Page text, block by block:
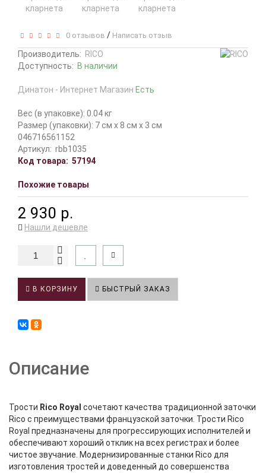
0 отзывов / Написать отзыв
Производитель: RICO
Доступность: В наличии
Динатон - Интернет Магазин Есть
Вес (в упаковке): 0.04 кг
Размер (упаковки): 7 см x 8 см x 3 см
046716561152
Артикул: rbb1035
Код товара: 57194
Похожие товары
2 930 р.
Нашли дешевле
В КОРЗИНУ БЫСТРЫЙ ЗАКАЗ
Описание
Трости Rico Royal сочетают качества традиционной заточки
Rico с преимуществами французской заточки. Трости Rico
Royal предназначены для прогрессирующих исполнителей и
обеспечивают хороший отклик на всех регистрах и более
чистое звучание. Модернизированные станки Rico для
изготовления тростей и доведенный до совершенства